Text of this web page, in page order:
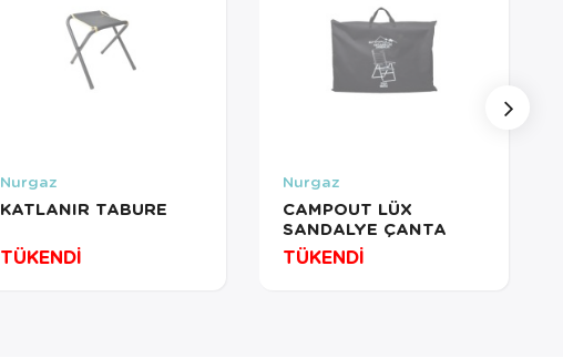
Nurgaz
KATLANIR TABURE
TÜKENDİ
Nurgaz
CAMPOUT LÜX
SANDALYE ÇANTA
TÜKENDİ